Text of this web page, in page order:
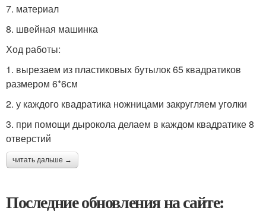
7. материал
8. швейная машинка
Ход работы:
1. вырезаем из пластиковых бутылок 65 квадратиков
размером 6*6см
2. у каждого квадратика ножницами закругляем уголки
3. при помощи дырокола делаем в каждом квадратике 8
отверстий
читать дальше →
Последние обновления на сайте: